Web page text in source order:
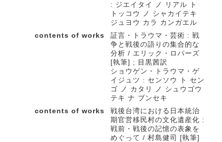
: ジエイタイ ノ リアル ト
トッコウ ノ シャカイテキ
ジュヨウ カラ カンガエル
contents of works
証言・トラウマ・芸術 : 戦
争と戦後の語りの集合的な
分析 / エリック・ロパーズ
[執筆] ; 目黒茜訳
ショウゲン・トラウマ・ゲ
イジュツ : センソウ ト セン
ゴ ノ カタリ ノ シュウゴウ
テキ ナ ブンセキ
contents of works
戦後台湾における日本統治
期官営移民村の文化遺産化 :
戦前・戦後の記憶の表象を
めぐって / 村島健司 [執筆]